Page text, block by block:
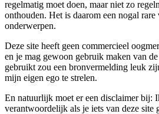
regelmatig moet doen, maar niet zo
onthouden. Het is daarom een nogal
onderwerpen.
Deze site heeft geen commercieel
en je mag gewoon gebruik maken van
gebruikt zou een bronvermelding leuk
mijn eigen ego te strelen.
En natuurlijk moet er een disclaimer bij:
verantwoordelijk als je iets van deze site